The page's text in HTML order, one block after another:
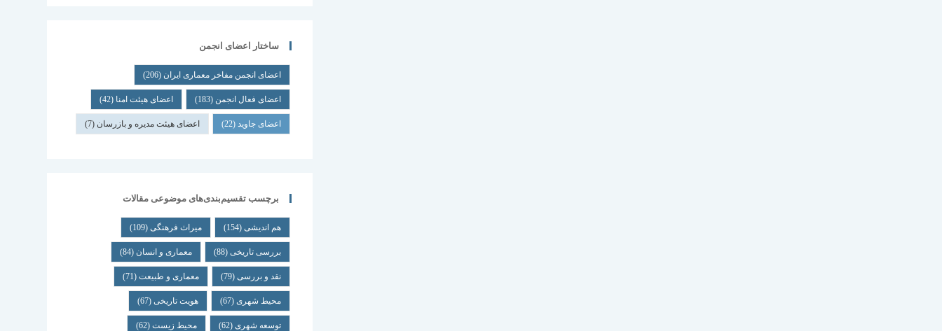
ساختار اعضای انجمن
اعضای انجمن مفاخر معماری ایران (206)
اعضای فعال انجمن (183) اعضای هیئت امنا (42)
اعضای جاوید(22) اعضای هیئت مدیره و بازرسان (7)
برچسب تقسیم‌بندی‌های موضوعی مقالات
هم اندیشی(154) میراث فرهنگی(109)
بررسی تاریخی(88) معماری و انسان (84)
نقد و بررسی(79) معماری و طبیعت(71)
محیط شهری(67) هویت تاریخی(67)
توسعه شهری(62) محیط زیست(62)